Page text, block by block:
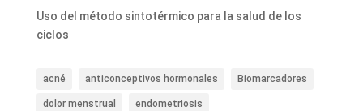
Uso del método sintotérmico para la salud de los
ciclos
acné anticonceptivos hormonales Biomarcadores
dolor menstrual endometriosis